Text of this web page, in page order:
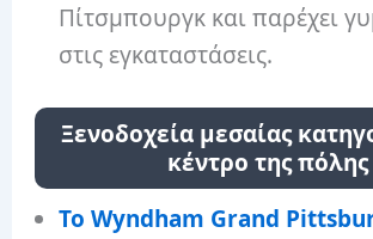
Πίτσμπουργκ και παρέχει
στις εγκαταστάσεις.
Ξενοδοχεία μεσαίας
κέντρο της πόλης
Το Wyndham Grand